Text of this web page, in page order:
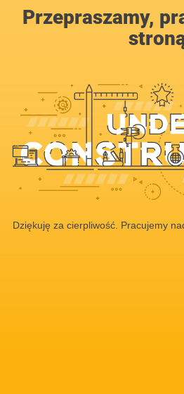
Przepraszamy,
Dziękuję za cierpliwość. Pracujemy